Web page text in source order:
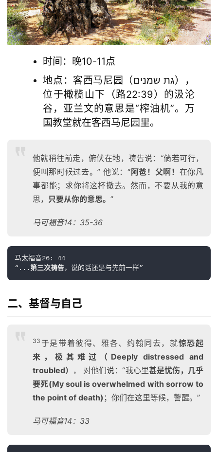
时间：晚10-11点
地点：客西马尼园（גת שמנים），
位于橄榄山下（路22:39）的汲沦
谷，亚兰文的意思是“榨油机”。万
国教堂就在客西马尼园里。
他就稍往前走，俯伏在地，祷告说：“倘若可行，
便叫那时候过去。” 他说：“阿爸！父啊！ 在你凡
事都能；求你将这杯撤去。然而，不要从我的意
思， 只要从你的意思。 ”
马可福音14：35-36
马太福音26: 44
“...第三次祷告
二、基督与自己
33 于是带着彼得、雅各、约翰同去，就惊恐起
来，极其难过（Deeply distressed and
troubled） ， 对他们说：“我心里甚是忧伤，几乎
要死(My soul is overwhelmed with sorrow to
the point of death) ；你们在这里等候，警醒。”
马可福音14：33